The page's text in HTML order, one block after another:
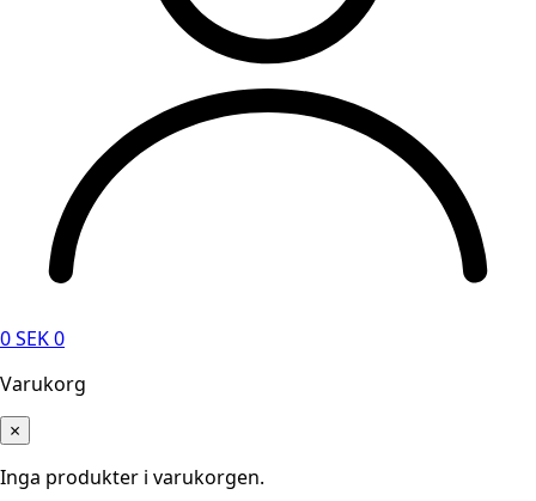
0SEK0
Varukorg
×
Inga produkter i varukorgen.